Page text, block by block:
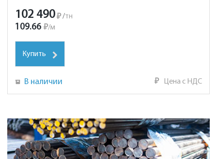
102 490₽ /тн
109.66 ₽/м
Купить
В наличии ₽ Цена с НДС